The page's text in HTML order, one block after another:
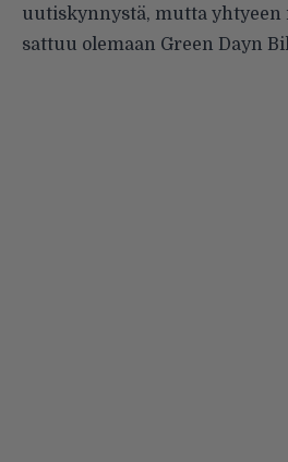
uutiskynnystä, mutta yhtyeen
sattuu olemaan Green Dayn